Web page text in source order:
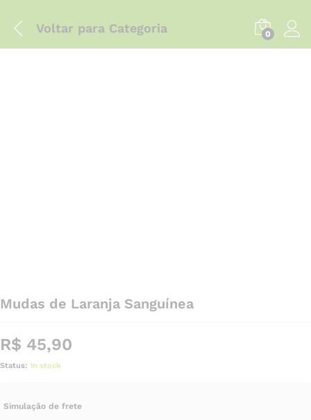
Voltar para Categoria 0
Mudas de Laranja Sanguínea
R$ 45,90
Status: In stock
Simulação de frete